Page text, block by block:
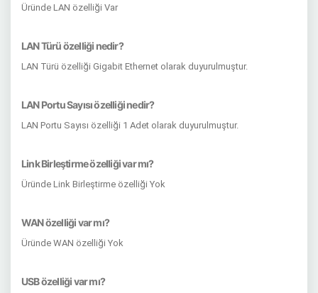
Üründe LAN özelliği Var
LAN Türü özelliği nedir?
LAN Türü özelliği Gigabit Ethernet olarak duyurulmuştur.
LAN Portu Sayısı özelliği nedir?
LAN Portu Sayısı özelliği 1 Adet olarak duyurulmuştur.
Link Birleştirme özelliği var mı?
Üründe Link Birleştirme özelliği Yok
WAN özelliği var mı?
Üründe WAN özelliği Yok
USB özelliği var mı?